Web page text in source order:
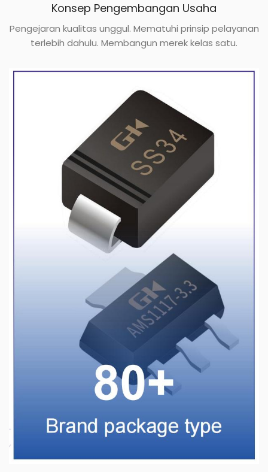
Konsep Pengembangan Usaha
Pengejaran kualitas unggul. Mematuhi prinsip pelayanan
terlebih dahulu. Membangun merek kelas satu.